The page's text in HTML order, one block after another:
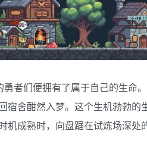
勇者们便拥有了属于自己的生命
宿舍酣然入梦。这个生机勃勃
机成熟时，向盘踞在试炼场深处